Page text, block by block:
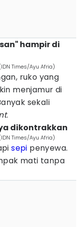
hampir di
Times/Ayu Afria)
ruko yang
menjamur di
sekali
.
dikontrakkan
Times/Ayu Afria)
sepi penyewa.
mati tanpa